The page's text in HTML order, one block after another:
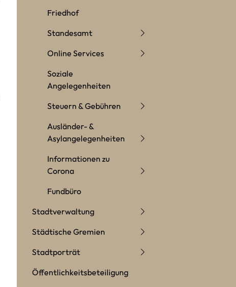
Friedhof
Standesamt
Online Services
Soziale
Angelegenheiten
Steuern & Gebühren
Ausländer- &
Asylangelegenheiten
Informationen zu
Corona
Fundbüro
Stadtverwaltung
Städtische Gremien
Stadtporträt
Öffentlichkeitsbeteiligung